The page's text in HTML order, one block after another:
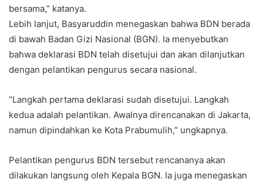
bersama,” katanya.
Lebih lanjut, Basyaruddin menegaskan bahwa BDN berada
di bawah Badan Gizi Nasional (BGN). Ia menyebutkan
bahwa deklarasi BDN telah disetujui dan akan dilanjutkan
dengan pelantikan pengurus secara nasional.
“Langkah pertama deklarasi sudah disetujui. Langkah
kedua adalah pelantikan. Awalnya direncanakan di Jakarta,
namun dipindahkan ke Kota Prabumulih,” ungkapnya.
Pelantikan pengurus BDN tersebut rencananya akan
dilakukan langsung oleh Kepala BGN. Ia juga menegaskan